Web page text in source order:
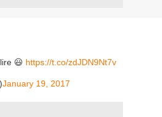
😃 https://t.co/zdJDN9Nt7v
)January 19, 2017